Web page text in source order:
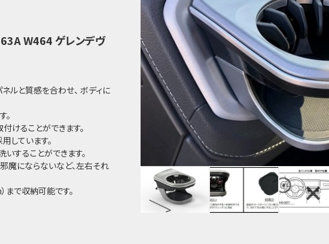
W464 ゲレンデヴ
ルと質感を合わせ、 ボディに
。
けることができます。
しています。
することができます。
魔にならないなど、左右それ
で収納可能です。